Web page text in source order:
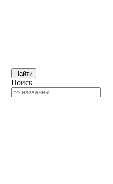
Найти
Поиск